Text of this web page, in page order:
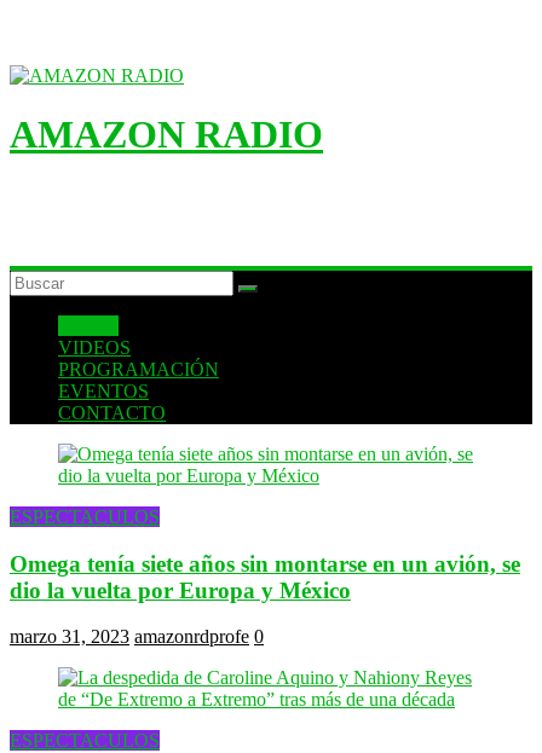
AMAZON RADIO
VIDEOS
PROGRAMACIÓN
EVENTOS
CONTACTO
ESPECTACULOS
Omega tenía siete años sin montarse en un avión, se
dio la vuelta por Europa y México
marzo 31, 2023 amazonrdprofe 0
ESPECTACULOS